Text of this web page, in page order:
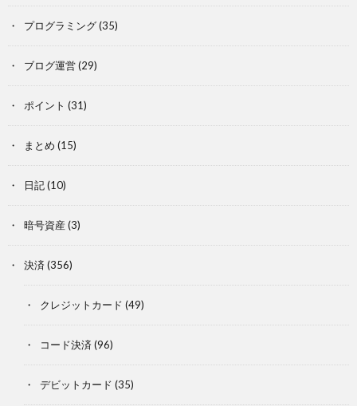
プログラミング(35)
ブログ運営(29)
ポイント (31)
まとめ (15)
日記(10)
暗号資産 (3)
決済 (356)
クレジットカード (49)
コード決済 (96)
デビットカード (35)